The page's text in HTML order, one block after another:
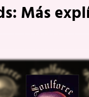
Exsilyum, los que van a escucharte
Maiden: Música y arte que
& Fitipaldis: 2 de mayo de 2026
& Fitipaldis: Su ‘aullido’
Gorges: La historia de
Más